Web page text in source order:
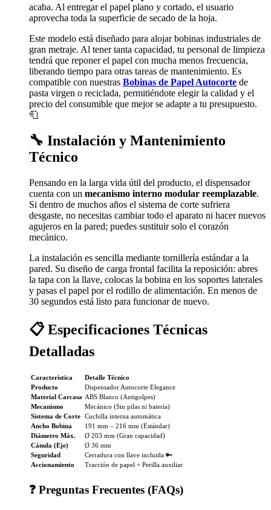
acaba. Al entregar el papel plano y cortado, el usuario
aprovecha toda la superficie de secado de la hoja.
Este modelo está diseñado para alojar bobinas industriales de
gran metraje. Al tener tanta capacidad, tu personal de limpieza
tendrá que reponer el papel con mucha menos frecuencia,
liberando tiempo para otras tareas de mantenimiento. Es
compatible con nuestras Bobinas de Papel Autocorte de
pasta virgen o reciclada, permitiéndote elegir la calidad y el
precio del consumible que mejor se adapte a tu presupuesto.
🧻
🔧 Instalación y Mantenimiento
Técnico
Pensando en la larga vida útil del producto, el dispensador
cuenta con un mecanismo interno modular reemplazable.
Si dentro de muchos años el sistema de corte sufriera
desgaste, no necesitas cambiar todo el aparato ni hacer nuevos
agujeros en la pared; puedes sustituir solo el corazón
mecánico.
La instalación es sencilla mediante tornillería estándar a la
pared. Su diseño de carga frontal facilita la reposición: abres
la tapa con la llave, colocas la bobina en los soportes laterales
y pasas el papel por el rodillo de alimentación. En menos de
30 segundos está listo para funcionar de nuevo.
📋 Especificaciones Técnicas
Detalladas
Característica
Detalle Técnico
Producto
Dispensador Autocorte Elegance
Material Carcasa ABS Blanco (Antigolpes)
Mecanismo
Mecánico (Sin pilas ni batería)
Sistema de Corte Cuchilla interna automática
Ancho Bobina
191 mm – 216 mm (Estándar)
Diámetro Máx.
Ø 203 mm (Gran capacidad)
Cánula (Eje)
Ø 36 mm
Seguridad
Cerradura con llave incluida 🔑
Accionamiento
Tracción de papel + Perilla auxiliar
❓ Preguntas Frecuentes (FAQs)